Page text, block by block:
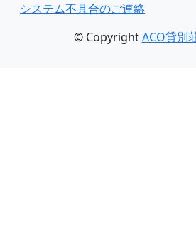
システム不具合のご連絡
© CopyrightACO貸別